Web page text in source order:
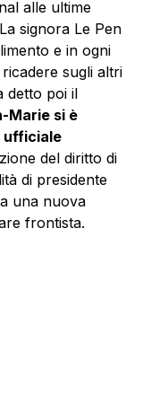
alle ultime
signora Le Pen
e in ogni
sugli altri
detto poi il
Marie si è
ufficiale
del diritto di
di presidente
una nuova
frontista.